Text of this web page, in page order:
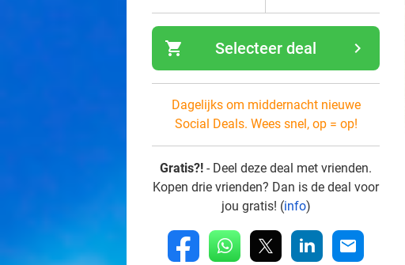
shopping_cart navigate_next
Selecteer deal
Dagelijks om middernacht nieuwe
Social Deals. Wees snel, op = op!
Gratis?! - Deel deze deal met vrienden.
Kopen drie vrienden? Dan is de deal voor
jou gratis! (info)
fb whatsapp linkedin mail